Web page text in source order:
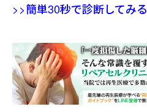
>>簡単30秒で診断してみる